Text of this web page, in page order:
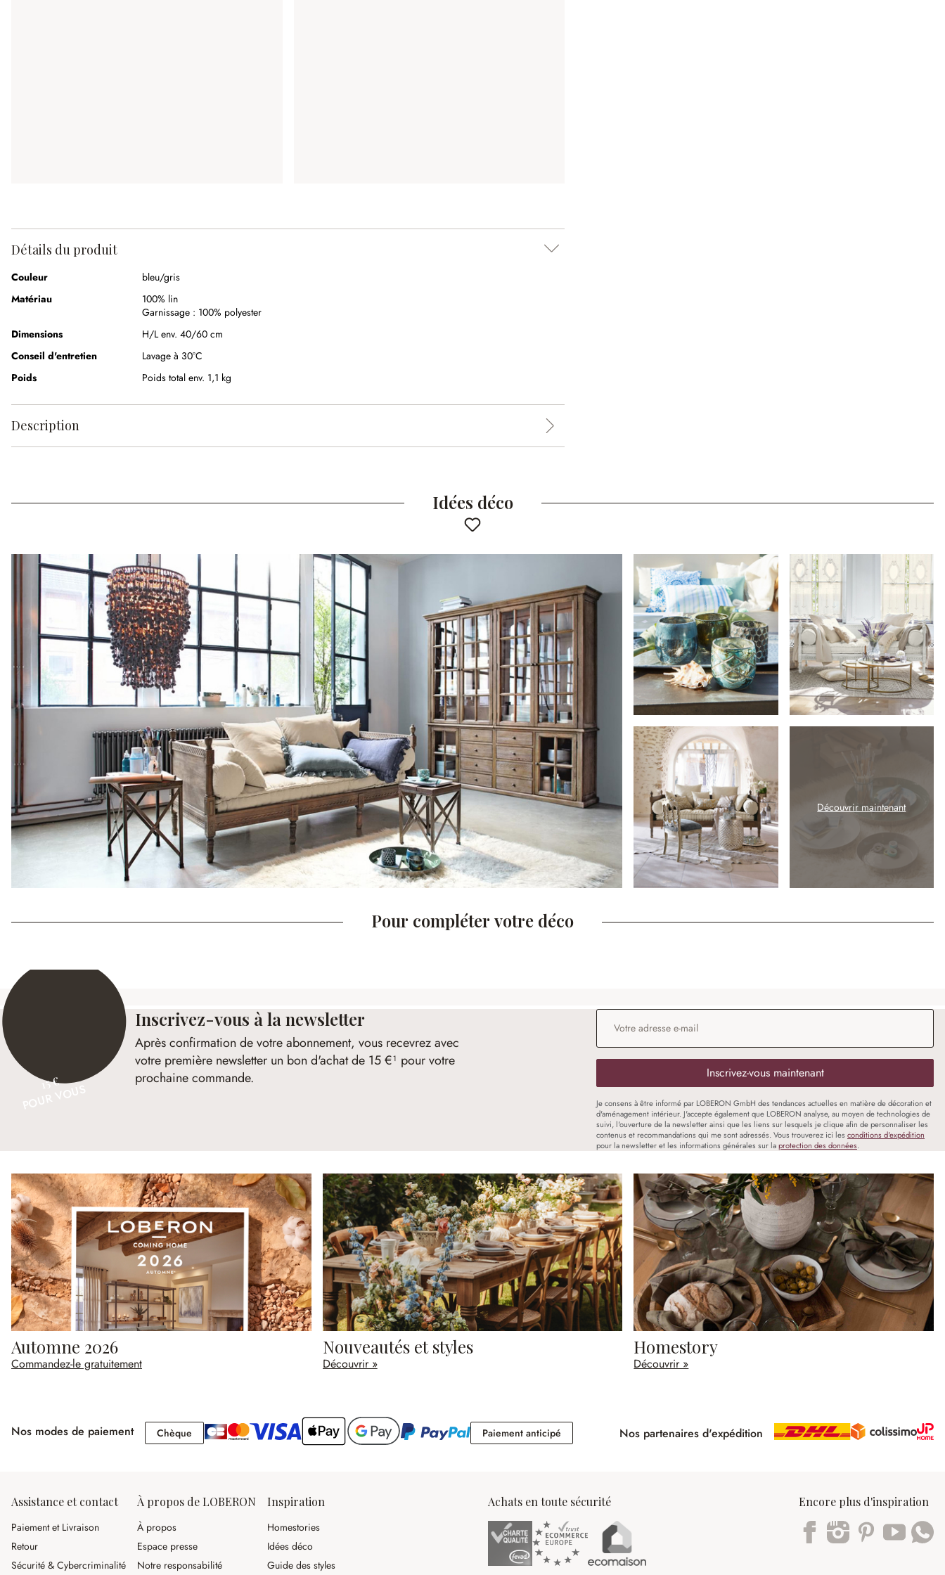
Détails du produit
Couleur
bleu/gris
Matériau
100% lin
Garnissage : 100% polyester
Dimensions
H/L env. 40/60 cm
Conseil d'entretien
Lavage à 30°C
Poids
Poids total env. 1,1 kg
Description
Idées déco
Découvrir maintenant
Pour compléter votre déco
15 €
Inscrivez-vous à la newsletter
Après confirmation de votre abonnement, vous recevrez avec
votre première newsletter un bon d'achat de 15 €¹ pour votre
prochaine commande.
Adresse e-mail
Inscrivez-vous maintenant
Je consens à être informé par LOBERON GmbH des tendances actuelles en matière de décoration et
d'aménagement intérieur. J'accepte également que LOBERON analyse, au moyen de technologies de
suivi, l'ouverture de la newsletter ainsi que les liens sur lesquels je clique afin de personnaliser les
contenus et recommandations qui me sont adressés. Vous trouverez ici les conditions d'expédition
pour la newsletter et les informations générales sur laprotection des données.
Automne 2026
Commandez-le gratuitement
Nouveautés et styles
Découvrir »
Homestory
Découvrir »
Nos modes de paiement Chèque Chèque Paiement anticipéPaiement anticipéNos partenaires d'expédition
Assistance et contact
Paiement et Livraison
Retour
Sécurité & Cybercriminalité
À propos de LOBERON
À propos
Espace presse
Notre responsabilité
Inspiration
Homestories
Idées déco
Guide des styles
Achats en toute sécurité Encore plus d'inspiration